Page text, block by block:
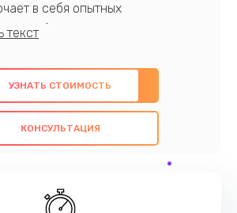
в себя опытных
с обширными знаниями и
и качественный ремонт с
оригинальных компонентов, а
качество всех
работ. Наша цель - предоставить
Не медлите записаться на
УЗНАТЬ СТОИМОСТЬ
КОНСУЛЬТАЦИЯ